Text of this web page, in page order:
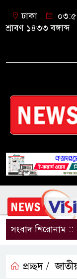
ঢাকা
শ্রাবণ ১৪৩৩ বঙ্গাব্দ
সংবাদ শিরোনাম ::
পৈতৃক
প্রচ্ছদ /